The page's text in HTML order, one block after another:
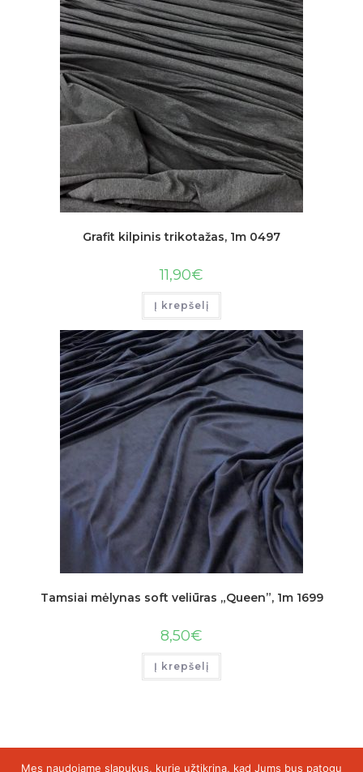
Grafit kilpinis trikotažas, 1m 0497
11,90€
Į krepšelį
Tamsiai mėlynas soft veliūras „Queen”, 1m 1699
8,50€
Į krepšelį
Mes naudojame slapukus, kurie užtikrina, kad Jums bus patogu